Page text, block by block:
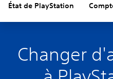
État de PlayStation
Changer